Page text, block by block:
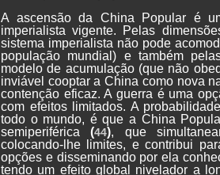
A ascensão da China Popular é
imperialista vigente. Pelas
sistema imperialista não pode
população mundial) e também
modelo de acumulação (que não
inviável cooptar a China como nova
contenção eficaz. A guerra é uma
com efeitos limitados. A
todo o mundo, é que a China
semiperiférica(44), que
colocando-lhe limites, e contribui
opções e disseminando por ela
tendo um efeito global nivelador a